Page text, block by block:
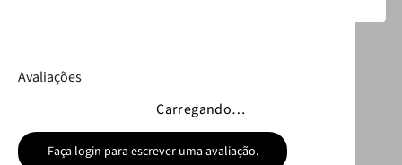
Avaliações
Carregando…
Faça login para escrever uma avaliação.